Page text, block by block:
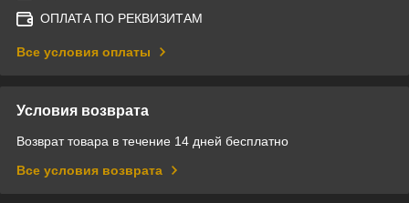
ОПЛАТА ПО РЕКВИЗИТАМ
Все условия оплаты
Условия возврата
Возврат товара в течение 14 дней бесплатно
Все условия возврата